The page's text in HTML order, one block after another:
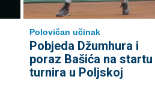
Polovičan učinak
Pobjeda Džumhura i
poraz Bašića na startu
turnira u Poljskoj